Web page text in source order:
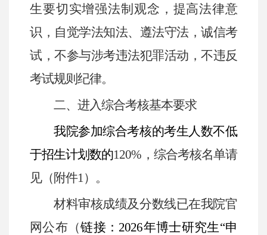
生要切实增强法制观念，提高法律意
识，自觉学法知法、遵法守法，诚信考
试，不参与涉考违法犯罪活动，不违反
考试规则纪律。
二、 进入综合考核基本要求
我院参加综合考核的考生人数不低
于招生计划数的120% ，综合考核名单请
见（附件1）。
材料审核成绩及分数线已在我院官
网公布（链接： 2026年博士研究生“申